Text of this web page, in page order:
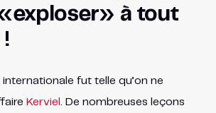
à tout
fut telle qu’on ne
Kerviel
. De nombreuses leçons